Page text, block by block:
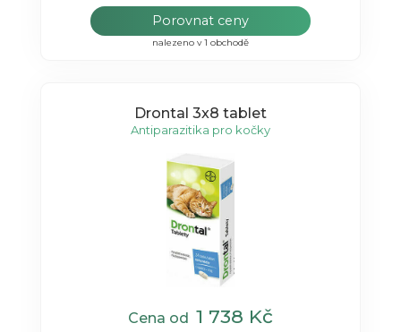
Porovnat ceny
nalezeno v 1 obchodě
Drontal 3x8 tablet
Antiparazitika pro kočky
Cena od 1 738 Kč